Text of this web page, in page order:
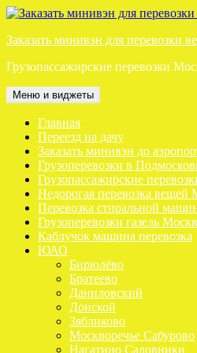
Перейти
содержимому
Заказать минивэн для перевозки
Грузопассажирские перевозки
Меню и виджеты
Главная
Переезд на дачу
Заказать минивэн до
Грузоперевозки в
Грузопассажирские
Недорогая перевозка вещей
Перевозка стиральной
Грузоперевозки газель
Каблучок машина перевозка
ЮАО
Бирюлёво
Братеево
Даниловский
Донской
Зябликово
Москворечье Сабурово
Нагатино Садовники